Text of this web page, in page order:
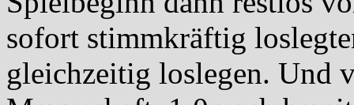
sofort stimmkräftig
gleichzeitig loslegen. Und